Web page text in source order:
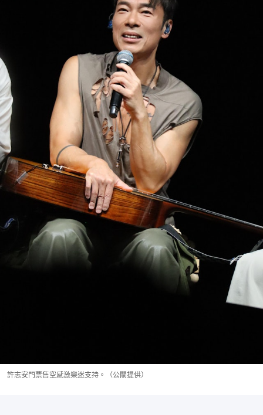
許志安門票售空感激樂迷支持。（公關提供）